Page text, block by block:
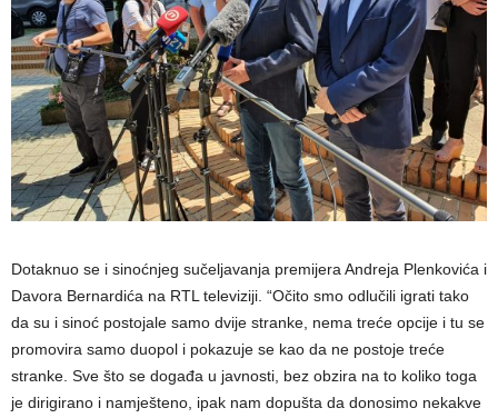
Dotaknuo se i sinoćnjeg sučeljavanja premijera Andreja Plenkovića i
Davora Bernardića na RTL televiziji. “Očito smo odlučili igrati tako
da su i sinoć postojale samo dvije stranke, nema treće opcije i tu se
promovira samo duopol i pokazuje se kao da ne postoje treće
stranke. Sve što se događa u javnosti, bez obzira na to koliko toga
je dirigirano i namješteno, ipak nam dopušta da donosimo nekakve